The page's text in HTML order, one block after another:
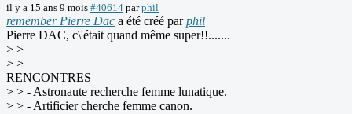
il y a 15 ans 9 mois #40614 parphil
remember Pierre Dac a été créé parphil
Pierre DAC, c\'était quand même super!!.......
> >
> >
RENCONTRES
> > - Astronaute recherche femme lunatique.
> > - Artificier cherche femme canon.